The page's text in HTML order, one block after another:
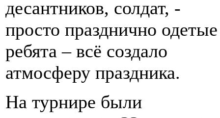
десантников, солдат, -
просто празднично одетые
ребята – всё создало
атмосферу праздника.
На турнире были